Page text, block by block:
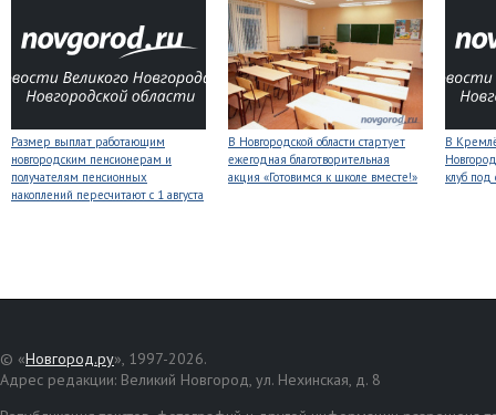
Размер выплат работающим
новгородским пенсионерам и
получателям пенсионных
накоплений пересчитают с 1 августа
В Новгородской области стартует
ежегодная благотворительная
акция «Готовимся к школе вместе!»
В
клуб
© «Новгород.ру», 1997-2026.
Адрес редакции: Великий Новгород, ул. Нехинская, д. 8